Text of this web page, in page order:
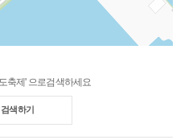
축제' 으로검색하세요
색하기